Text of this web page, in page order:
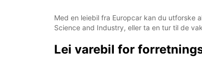
Med en leiebil fra Europcar kan du utforske
Science and Industry, eller ta en tur til de
Lei varebil for